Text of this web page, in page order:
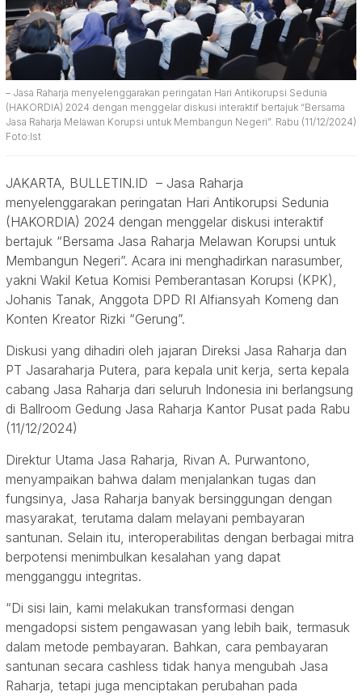
– Jasa Raharja menyelenggarakan peringatan Hari Antikorupsi Sedunia
(HAKORDIA) 2024 dengan menggelar diskusi interaktif bertajuk “Bersama
Jasa Raharja Melawan Korupsi untuk Membangun Negeri”. Rabu (11/12/2024)
Foto:Ist
JAKARTA, BULLETIN.ID – Jasa Raharja
menyelenggarakan peringatan Hari Antikorupsi Sedunia
(HAKORDIA) 2024 dengan menggelar diskusi interaktif
bertajuk “Bersama Jasa Raharja Melawan Korupsi untuk
Membangun Negeri”. Acara ini menghadirkan narasumber,
yakni Wakil Ketua Komisi Pemberantasan Korupsi (KPK),
Johanis Tanak, Anggota DPD RI Alfiansyah Komeng dan
Konten Kreator Rizki “Gerung”.
Diskusi yang dihadiri oleh jajaran Direksi Jasa Raharja dan
PT Jasaraharja Putera, para kepala unit kerja, serta kepala
cabang Jasa Raharja dari seluruh Indonesia ini berlangsung
di Ballroom Gedung Jasa Raharja Kantor Pusat pada Rabu
(11/12/2024)
Direktur Utama Jasa Raharja, Rivan A. Purwantono,
menyampaikan bahwa dalam menjalankan tugas dan
fungsinya, Jasa Raharja banyak bersinggungan dengan
masyarakat, terutama dalam melayani pembayaran
santunan. Selain itu, interoperabilitas dengan berbagai mitra
berpotensi menimbulkan kesalahan yang dapat
mengganggu integritas.
“Di sisi lain, kami melakukan transformasi dengan
mengadopsi sistem pengawasan yang lebih baik, termasuk
dalam metode pembayaran. Bahkan, cara pembayaran
santunan secara cashless tidak hanya mengubah Jasa
Raharja, tetapi juga menciptakan perubahan pada